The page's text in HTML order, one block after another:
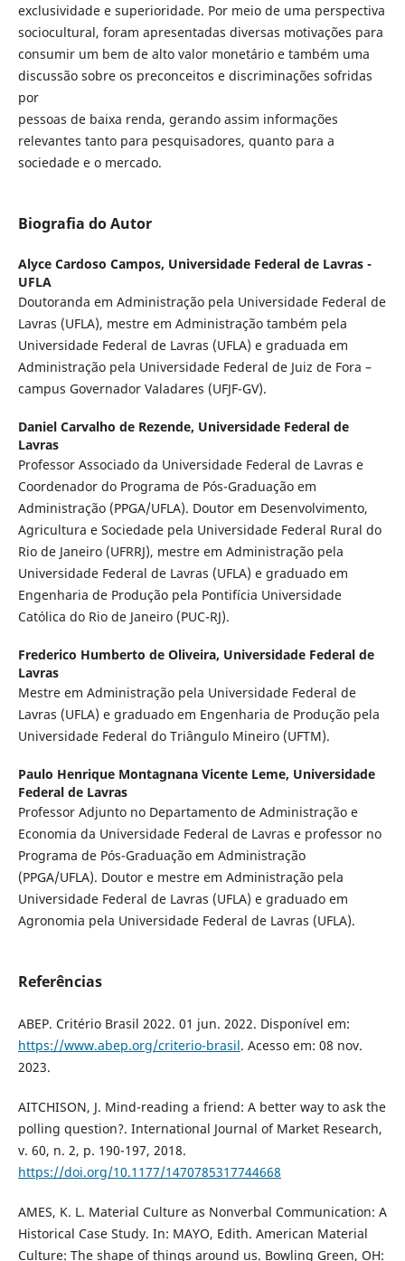
exclusividade e superioridade. Por meio de uma perspectiva
sociocultural, foram apresentadas diversas motivações para
consumir um bem de alto valor monetário e também uma
discussão sobre os preconceitos e discriminações sofridas
por
pessoas de baixa renda, gerando assim informações
relevantes tanto para pesquisadores, quanto para a
sociedade e o mercado.
Biografia do Autor
Alyce Cardoso Campos, Universidade Federal de Lavras -
UFLA
Doutoranda em Administração pela Universidade Federal de
Lavras (UFLA), mestre em Administração também pela
Universidade Federal de Lavras (UFLA) e graduada em
Administração pela Universidade Federal de Juiz de Fora –
campus Governador Valadares (UFJF-GV).
Daniel Carvalho de Rezende, Universidade Federal de
Lavras
Professor Associado da Universidade Federal de Lavras e
Coordenador do Programa de Pós-Graduação em
Administração (PPGA/UFLA). Doutor em Desenvolvimento,
Agricultura e Sociedade pela Universidade Federal Rural do
Rio de Janeiro (UFRRJ), mestre em Administração pela
Universidade Federal de Lavras (UFLA) e graduado em
Engenharia de Produção pela Pontifícia Universidade
Católica do Rio de Janeiro (PUC-RJ).
Frederico Humberto de Oliveira, Universidade Federal de
Lavras
Mestre em Administração pela Universidade Federal de
Lavras (UFLA) e graduado em Engenharia de Produção pela
Universidade Federal do Triângulo Mineiro (UFTM).
Paulo Henrique Montagnana Vicente Leme, Universidade
Federal de Lavras
Professor Adjunto no Departamento de Administração e
Economia da Universidade Federal de Lavras e professor no
Programa de Pós-Graduação em Administração
(PPGA/UFLA). Doutor e mestre em Administração pela
Universidade Federal de Lavras (UFLA) e graduado em
Agronomia pela Universidade Federal de Lavras (UFLA).
Referências
ABEP. Critério Brasil 2022. 01 jun. 2022. Disponível em:
https://www.abep.org/criterio-brasil. Acesso em: 08 nov.
2023.
AITCHISON, J. Mind-reading a friend: A better way to ask the
polling question?. International Journal of Market Research,
v. 60, n. 2, p. 190-197, 2018.
https://doi.org/10.1177/1470785317744668
AMES, K. L. Material Culture as Nonverbal Communication: A
Historical Case Study. In: MAYO, Edith. American Material
Culture: The shape of things around us. Bowling Green, OH: